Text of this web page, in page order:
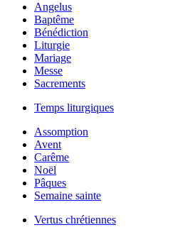
Angelus
Baptême
Bénédiction
Liturgie
Mariage
Messe
Sacrements
Temps liturgiques
Assomption
Avent
Carême
Noël
Pâques
Semaine sainte
Vertus chrétiennes